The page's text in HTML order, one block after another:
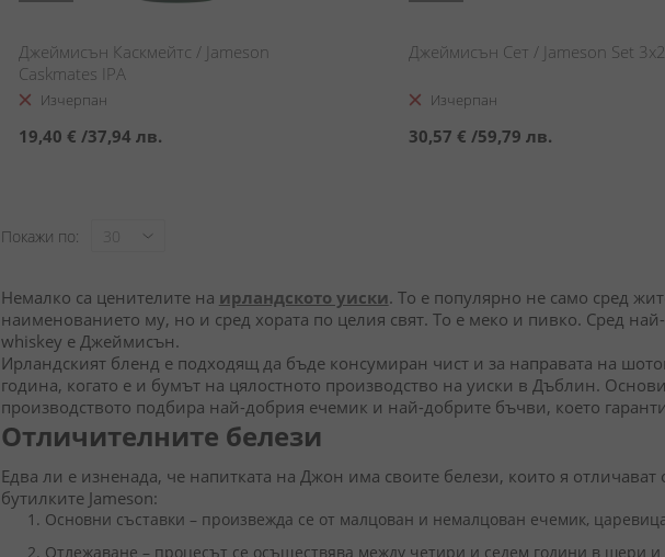
Джеймисън Каскмейтс / Jameson
Caskmates IPA
Изчерпан
19,40 € /37,94 лв.
Джеймисън Сет / Jameson Set
Изчерпан
30,57 € /59,79 лв.
Покажи по
Немалко са ценителите на ирландското уиски. То е популярно не само сред
наименованието му, но и сред хората по целия свят. То е меко и пивко. Сред
whiskey е Джеймисън.
Ирландският бленд е подходящ да бъде консумиран чист и за направата на
година, когато е и бумът на цялостното производство на уиски в Дъблин.
производството подбира най-добрия ечемик и най-добрите бъчви, което
Отличителните белези
Едва ли е изненада, че напитката на Джон има своите белези, които я
бутилките Jameson:
Основни съставки – произвежда се от малцован и немалцован ечемик,
Отлежаване – процесът се осъществява между четири и седем години в шери и